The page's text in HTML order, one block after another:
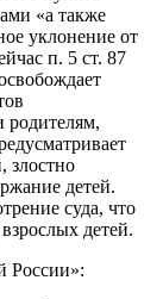
«а также
уклонение от
п. 5 ст. 87
злостно
детей.
суда, что
детей.
России»: